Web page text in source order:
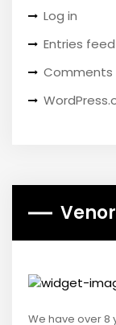
Log in
Entries feed
Comments
We have over 8